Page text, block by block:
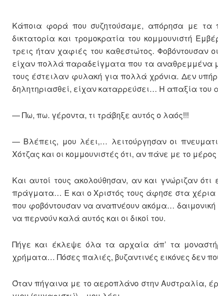
Κάποια φορά που συζητούσαμε, απόρησα με τα
δικτατορία και τρομοκρατία του κομμουνιστή
τρεις ήταν χαφιές του καθεστώτος. Φοβόντουσαν
είχαν πολλά παραδείγματα που τα αναθρεμμένα
τους έστειλαν φυλακή για πολλά χρόνια. Δεν
δηλητηριασθεί, είχαν καταρρεύσει… Η απαξία
— Πω, πω. γέροντα, τι τράβηξε αυτός ο λαός!!!
— Βλέπεις, μου λέει,… λειτούργησαν οι
Χότζας και οι κομμουνιστές ότι, αν πάνε με το
Και αυτοί τους ακολούθησαν, αν και γνώριζαν
πράγματα… Ε και ο Χριστός τους άφησε στα
που φοβόντουσαν να αναπνέουν ακόμα…
να περνούν καλά αυτός και οι δικοί του.
Πήγε και έκλεψε όλα τα αρχαία άπ’ τα
χρήματα… Πόσες παλιές, βυζαντινές εικόνες δεν
Όταν πήγαινα με το αεροπλάνο στην Αυστραλία,